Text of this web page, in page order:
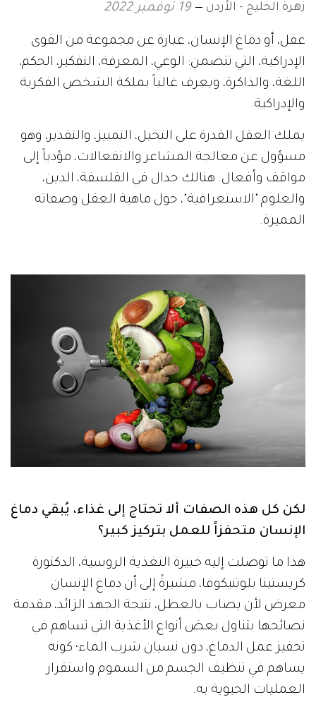
زهرة الخليج - الأردن 19 نوفمبر 2022
عقل، أو دماغ الإنسان، عبارة عن مجموعة من القوى
الإدراكية، التي تتضمن: الوعي، المعرفة، التفكير، الحكم،
اللغة، والذاكرة، ويعرف غالباً بملكة الشخص الفكرية
والإدراكية.
يملك العقل القدرة على التخيل، التمييز، والتقدير، وهو
مسؤول عن معالجة المشاعر والانفعالات، مؤدياً إلى
مواقف وأفعال. هنالك جدال في الفلسفة، الدين،
والعلوم "الاستعرافية"، حول ماهية العقل وصفاته
المميزة.
لكن كل هذه الصفات ألا تحتاج إلى غذاء، يُبقي دماغ
الإنسان متحفزاً للعمل بتركيز كبير؟
هذا ما توصلت إليه خبيرة التغذية الروسية، الدكتورة
كريستينا بلوتنيكوفا، مشيرةً إلى أن دماغ الإنسان
معرض لأن يصاب بالعطل، نتيجة الجهد الزائد، مقدمة
نصائحها بتناول بعض أنواع الأغذية التي تساهم في
تحفيز عمل الدماغ، دون نسيان شرب الماء؛ كونه
يساهم في تنظيف الجسم من السموم واستقرار
العمليات الحيوية به.